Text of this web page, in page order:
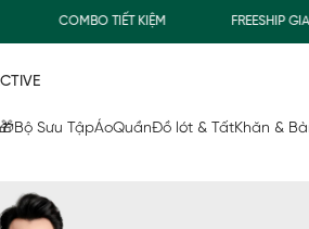
COMBO TIẾT KIỆM FREESHIP GIAO
Bộ Sưu TậpÁoQuầnĐồ lót & TấtKhăn &